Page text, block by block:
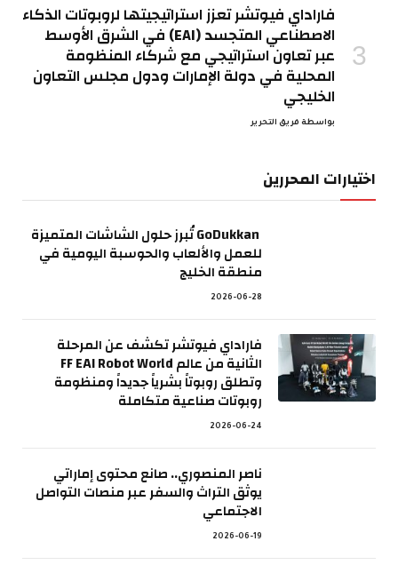
فاراداي فيوتشر تعزز استراتيجيتها لروبوتات الذكاء
الاصطناعي المتجسد (EAI) في الشرق الأوسط
عبر تعاون استراتيجي مع شركاء المنظومة
المحلية في دولة الإمارات ودول مجلس التعاون
الخليجي
بواسطة فريق التحرير
اختيارات المحررين
GoDukkan تُبرز حلول الشاشات المتميزة
للعمل والألعاب والحوسبة اليومية في
منطقة الخليج
2026-06-28
فاراداي فيوتشر تكشف عن المرحلة
الثانية من عالم FF EAI Robot World
وتطلق روبوتاً بشرياً جديداً ومنظومة
روبوتات صناعية متكاملة
2026-06-24
ناصر المنصوري.. صانع محتوى إماراتي
يوثق التراث والسفر عبر منصات التواصل
الاجتماعي
2026-06-19